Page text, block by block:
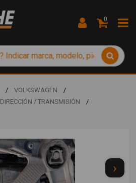
0
/ VOLKSWAGEN
/
DIRECCIÓN / TRANSMISIÓN
/
›